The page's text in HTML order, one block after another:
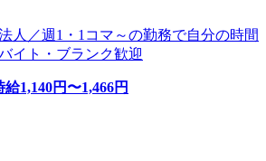
人／週1・1コマ～の勤務で自分の時間
イト・ブランク歓迎
給1,140円〜1,466円